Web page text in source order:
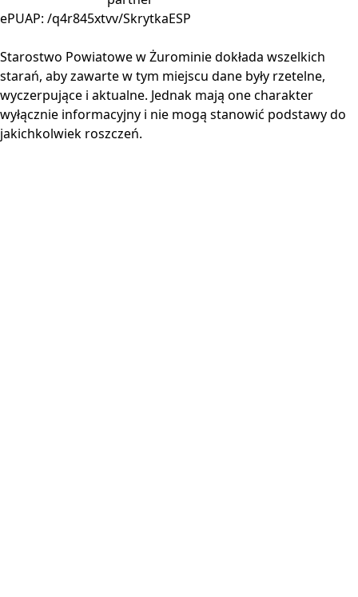
ePUAP: /q4r845xtvv/SkrytkaESP
Starostwo Powiatowe w Żurominie dokłada wszelkich
starań, aby zawarte w tym miejscu dane były rzetelne,
wyczerpujące i aktualne. Jednak mają one charakter
wyłącznie informacyjny i nie mogą stanowić podstawy do
jakichkolwiek roszczeń.